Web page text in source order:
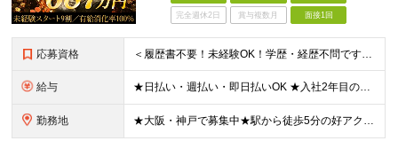
完全週休2日 賞与複数月 面接1回
応募資格 ＜履歴書不要！未経験OK！学歴・経歴不問です＞ ◆スキル・資格は一切不要 ◆職種・業種未経験歓迎 ◆第二新卒・ブランク・社会人デビューOK ＜こんな方にピッタリ！＞ □収入もお休みも大切にしたい方
給与 ★日払い・週払い・即日払いOK ★入社2年目の平均年収687万円 ★入社3年目で年収900万円の社員も在籍 ＼2つのコースから給与形態を選べます！／ 【1】安定収入をゲットしたい方向けコース 基本給
勤務地 ★大阪・神戸で募集中★駅から徒歩5分の好アクセス ■新大阪事業所／大阪府大阪市東淀川区東中島4-11-6 ネオライフ新大阪ビル8F ■神戸事業所／兵庫県神戸市中央区多聞通4-4-13 歩11番館50